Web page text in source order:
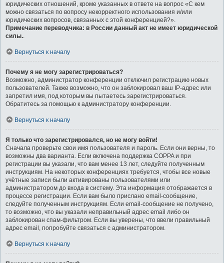
юридических отношений, кроме указанных в ответе на вопрос «С кем
можно связаться по вопросу некорректного использования и/или
юридических вопросов, связанных с этой конференцией?».
Примечание переводчика: в России данный акт не имеет юридической
силы..
Вернуться к началу
Почему я не могу зарегистрироваться?
Возможно, администратор конференции отключил регистрацию новых
пользователей. Также возможно, что он заблокировал ваш IP-адрес или
запретил имя, под которым вы пытаетесь зарегистрироваться.
Обратитесь за помощью к администратору конференции.
Вернуться к началу
Я только что зарегистрировался, но не могу войти!
Сначала проверьте свои имя пользователя и пароль. Если они верны, то
возможны два варианта. Если включена поддержка COPPA и при
регистрации вы указали, что вам менее 13 лет, следуйте полученным
инструкциям. На некоторых конференциях требуется, чтобы все новые
учётные записи были активированы пользователями или
администратором до входа в систему. Эта информация отображается в
процессе регистрации. Если вам было прислано email-сообщение,
следуйте полученным инструкциям. Если email-сообщение не получено,
то возможно, что вы указали неправильный адрес email либо он
заблокирован спам-фильтром. Если вы уверены, что ввели правильный
адрес email, попробуйте связаться с администратором.
Вернуться к началу